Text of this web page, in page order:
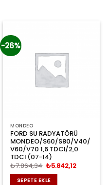
-26%
MONDEO
FORD SU RADYATÖRÜ
MONDEO/S60/S80/V40/
V60/V70 1,6 TDCI/2,0
TDCI (07-14)
₺7.864,34 Orijinal
fiyat:
₺7.864,34.
₺5.842,12Şu
SEPETE EKLE